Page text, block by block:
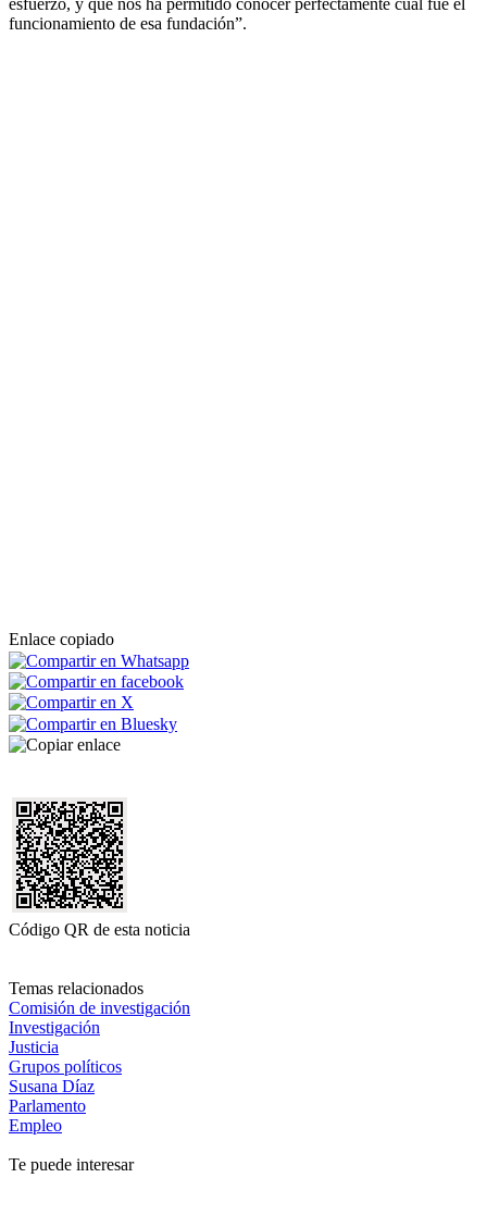
esfuerzo, y que nos ha permitido conocer perfectamente cuál fue el
funcionamiento de esa fundación”.
Enlace copiado
Código QR de esta noticia
Temas relacionados
Comisión de investigación
Investigación
Justicia
Grupos políticos
Susana Díaz
Parlamento
Empleo
Te puede interesar